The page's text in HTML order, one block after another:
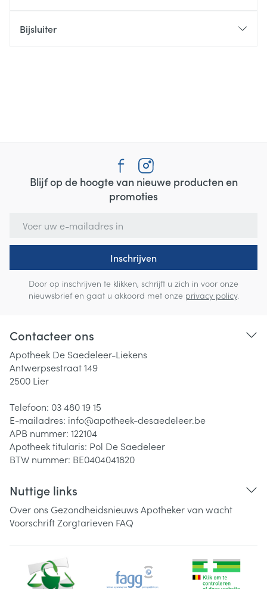
Bijsluiter
Blijf op de hoogte van nieuwe producten en
promoties
Inschrijven
Door op inschrijven te klikken, schrijft u zich in voor onze
nieuwsbrief en gaat u akkoord met onze privacy policy.
Contacteer ons
Apotheek De Saedeleer-Liekens
Antwerpsestraat 149
2500 Lier
Telefoon: 03 480 19 15
E-mailadres: info@apotheek-desaedeleer.be
APB nummer: 122104
Apotheek titularis: Pol De Saedeleer
BTW nummer: BE0404041820
Nuttige links
Over ons Gezondheidsnieuws Apotheker van wacht
VoorschriftZorgtarieven FAQ